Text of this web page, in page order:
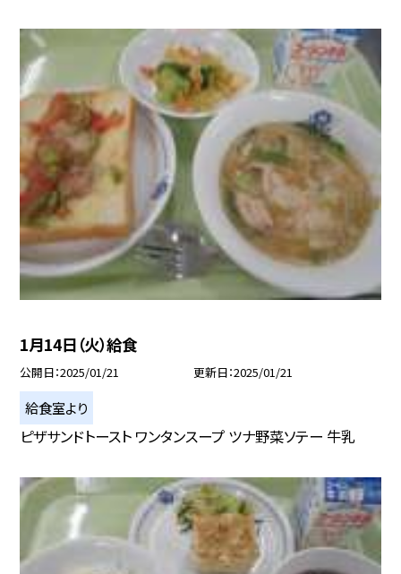
1月14日（火）給食
公開日 2025/01/21 更新日 2025/01/21
給食室より
ピザサンドトースト ワンタンスープ ツナ野菜ソテー 牛乳